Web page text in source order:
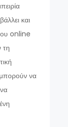
και
online
τη
να